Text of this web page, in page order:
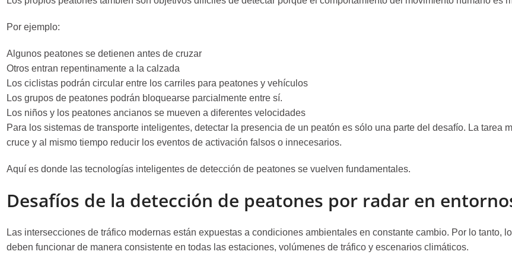
Por ejemplo:
Algunos peatones se detienen antes de cruzar
Otros entran repentinamente a la calzada
Los ciclistas podrán circular entre los carriles para peatones y vehículos
Los grupos de peatones podrán bloquearse parcialmente entre sí.
Los niños y los peatones ancianos se mueven a diferentes velocidades
Para los sistemas de transporte inteligentes, detectar la presencia de un peatón es sólo una parte del desafío. La tarea
cruce y al mismo tiempo reducir los eventos de activación falsos o innecesarios.
Aquí es donde las tecnologías inteligentes de detección de peatones se vuelven fundamentales.
Desafíos de la detección de peatones por radar en
Las intersecciones de tráfico modernas están expuestas a condiciones ambientales en constante cambio. Por lo tanto,
deben funcionar de manera consistente en todas las estaciones, volúmenes de tráfico y escenarios climáticos.